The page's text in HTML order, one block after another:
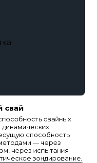
свай
свайных
динамических
способность
— через
через испытания
зондирование.